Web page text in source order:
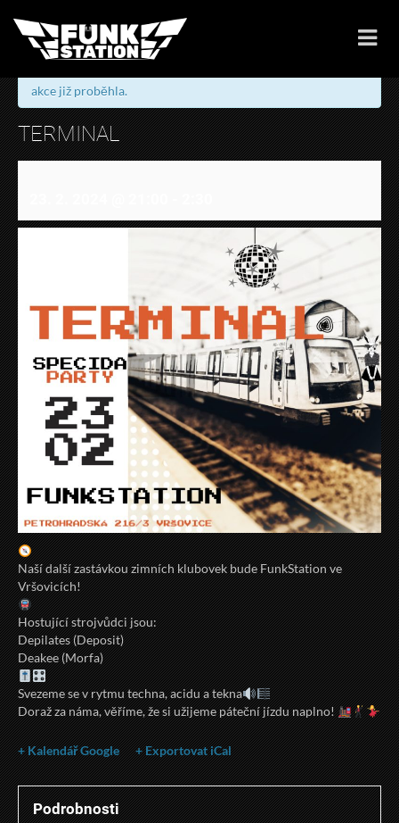
« Všechny Akce
akce již proběhla.
TERMINAL
Naší další zastávkou zimních klubovek bude FunkStation ve
Vršovicích!
Hostující strojvůdci jsou:
Depilates (Deposit)
Deakee (Morfa)
Svezeme se v rytmu techna, acidu a tekna
Doraž za náma, věříme, že si užijeme páteční jízdu naplno!
+ Kalendář Google + Exportovat iCal
Podrobnosti